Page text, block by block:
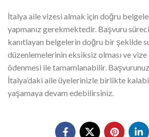
İtalya aile vizesi almak için doğru
yapmanız gerekmektedir. Başvuru
kanıtlayan belgelerin doğru bir şekilde
düzenlemelerinin eksiksiz olması ve
ödenmesi ile tamamlanabilir. Başvurunuz
İtalya’daki aile üyelerinizle birlikte
yaşamaya devam edebilirsiniz.